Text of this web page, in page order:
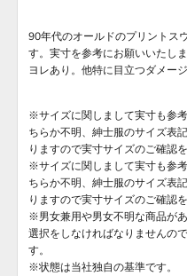
90年代のオールドのプリントス
す。実寸を参考にお願いいたし
ヨレあり。他特に目立つダメー
※サイズに関しまして実寸も参
ちらか不明、紳士服のサイズ表
りますので実寸サイズのご確認
※サイズに関しまして実寸も参
ちらか不明、紳士服のサイズ表
りますので実寸サイズのご確認
※男女兼用や男女不明な商品が
選択をしなければなりませんの
す。
※状態は当社独自の基準です。